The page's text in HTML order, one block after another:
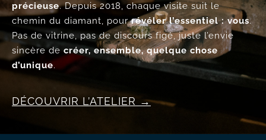
précieuse. Depuis 2018, chaque visite suit le
chemin du diamant, pourrévéler l’essentiel : vous.
Pas de vitrine, pas de discours figé, juste l’envie
sincère de créer, ensemble, quelque chose
d’unique.
DÉCOUVRIR L’ATELIER